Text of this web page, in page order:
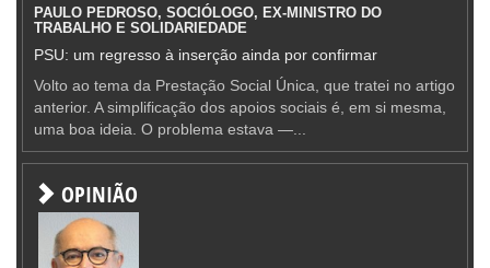
PAULO PEDROSO, SOCIÓLOGO, EX-MINISTRO DO
TRABALHO E SOLIDARIEDADE
PSU: um regresso à inserção ainda por confirmar
Volto ao tema da Prestação Social Única, que tratei no artigo
anterior. A simplificação dos apoios sociais é, em si mesma,
uma boa ideia. O problema estava —...
OPINIÃO